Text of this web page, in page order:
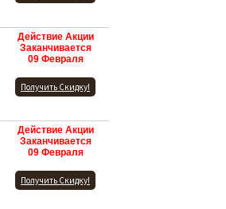
Действие Акции
Заканчивается
09 Февраля
Получить Скидку!
Действие Акции
Заканчивается
09 Февраля
Получить Скидку!